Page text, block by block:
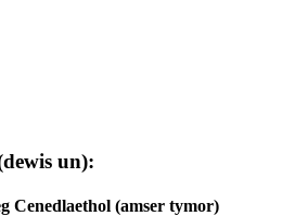
un):
Cenedlaethol (amser tymor)